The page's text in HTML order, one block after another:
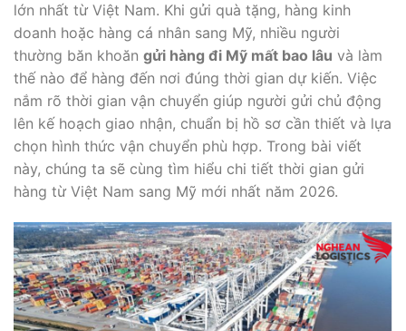
lớn nhất từ Việt Nam. Khi gửi quà tặng, hàng kinh
doanh hoặc hàng cá nhân sang Mỹ, nhiều người
thường băn khoăn gửi hàng đi Mỹ mất bao lâu và làm
thế nào để hàng đến nơi đúng thời gian dự kiến. Việc
nắm rõ thời gian vận chuyển giúp người gửi chủ động
lên kế hoạch giao nhận, chuẩn bị hồ sơ cần thiết và lựa
chọn hình thức vận chuyển phù hợp. Trong bài viết
này, chúng ta sẽ cùng tìm hiểu chi tiết thời gian gửi
hàng từ Việt Nam sang Mỹ mới nhất năm 2026.